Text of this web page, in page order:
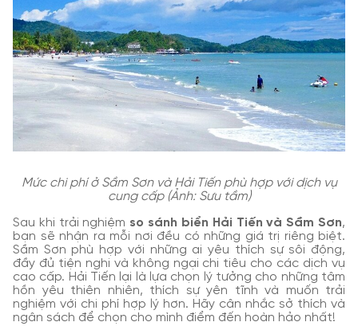
Mức chi phí ở Sầm Sơn và Hải Tiến phù hợp với dịch vụ
cung cấp (Ảnh: Sưu tầm)
Sau khi trải nghiệm so sánh biển Hải Tiến và Sầm Sơn,
bạn sẽ nhận ra mỗi nơi đều có những giá trị riêng biệt.
Sầm Sơn phù hợp với những ai yêu thích sự sôi động,
đầy đủ tiện nghi và không ngại chi tiêu cho các dịch vụ
cao cấp. Hải Tiến lại là lựa chọn lý tưởng cho những tâm
hồn yêu thiên nhiên, thích sự yên tĩnh và muốn trải
nghiệm với chi phí hợp lý hơn. Hãy cân nhắc sở thích và
ngân sách để chọn cho mình điểm đến hoàn hảo nhất!